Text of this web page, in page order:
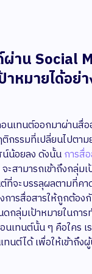
าน Social
าหมายได้อย่
นเทนต์ออกมาผ่านสื่
กรรมที่เปลี่ยนไปตา
น์น้อยลง ดังนั้นการสื่
ะสามารถเข้าถึงกลุ่ม
ที่จะบรรลุผลตามที่คา
งการสื่อสารให้ถูกต้อ
กลุ่มเป้าหมายในกา
เทนต์นั้น ๆ คือใคร เ
ทนต์ได้ เพื่อให้เข้าถึง